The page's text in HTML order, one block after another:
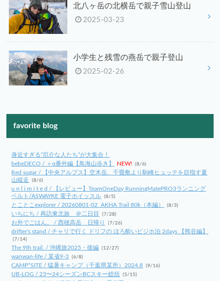
北八ヶ岳の北横岳で親子雪山登山
2025-03-23
小学生と残雪の燕岳で親子登山
2025-02-26
favorite blog
身近すぎる“厄介な人たち”が大集合！
bebeDECO / ＋α番外編【鳥海山歩き】
NEW! (8/6)
Red sugar / 【中央アルプス】空木岳、千畳敷より駒峰ヒュッテを目指す夏
山縦走
(8/6)
u n l i m i t e d / 【レビュー】TeamOneDay RunningMatePRO3ランニング
ベルト/ASWAYKE 電子ホイッスル (8/5)
とことこexplorer / 20260801-02_AKHA Trail 80k（本編） (8/3)
いちにち / 再訪東北旅 ＠二日目 (7/28)
お外でごはん。 / 西穂高岳 日帰り (7/26)
drifter's stand / チャリで行く ドリフの ほろ酔いビジホ泊 2days 【熊谷編】
(7/14)
The 9th trail. / 沖縄旅2025・後編 (12/27)
wanwan-life / 某省9-3 (6/8)
CAMP*SITE / 猛暑キャンプ（千葉県某所）2024.8 (9/16)
UB-LOG / 23〜24シーズンBCスキー総括 (5/15)